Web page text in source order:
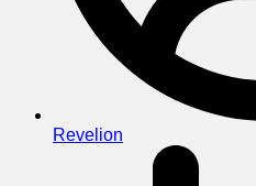
Revelion